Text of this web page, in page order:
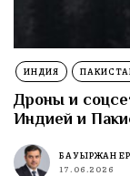
ИНДИЯ
Дроны и
Индией и
БАУЫРЖАН
17.06.2026